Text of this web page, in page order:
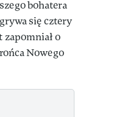
bohatera
się cztery
o
Nowego